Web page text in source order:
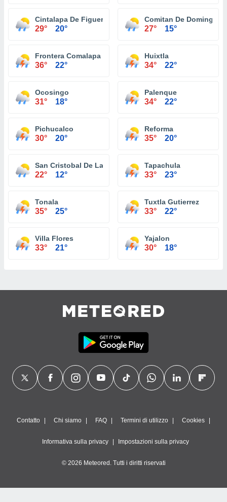
Cintalapa De Figueroa
29° 20°
Comitan De Dominguez
27° 15°
Frontera Comalapa
36° 22°
Huixtla
34° 22°
Ocosingo
31° 18°
Palenque
34° 22°
Pichucalco
30° 20°
Reforma
35° 20°
San Cristobal De Las Casas
22° 12°
Tapachula
33° 23°
Tonala
35° 25°
Tuxtla Gutierrez
33° 22°
Villa Flores
33° 21°
Yajalon
30° 18°
Contatto Chi siamo FAQ Termini di utilizzo Cookies
Informativa sulla privacy Impostazioni sulla privacy
© 2026 Meteored. Tutti i diritti riservati